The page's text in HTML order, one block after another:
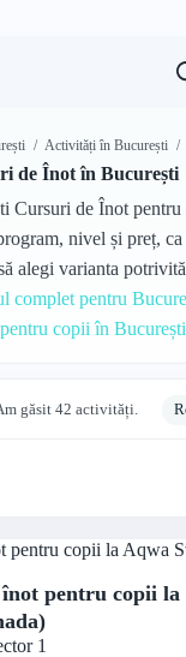
/ Activități în București /
de Înot în București
Cursuri de Înot
nivel și preț, ca
alegi varianta
complet pentru
copii în București
găsit 42 activități.
pentru copii la
1